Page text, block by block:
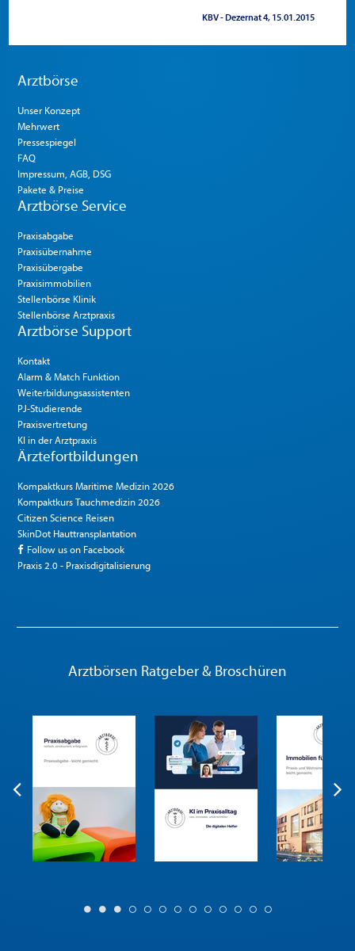
KBV - Dezernat 4 15.01.2015
Arztbörse
Unser Konzept
Mehrwert
Pressespiegel
FAQ
Impressum, AGB, DSG
Pakete & Preise
Arztbörse Service
Praxisabgabe
Praxisübernahme
Praxisübergabe
Praxisimmobilien
Stellenbörse Klinik
Stellenbörse Arztpraxis
Arztbörse Support
Kontakt
Alarm & Match Funktion
Weiterbildungsassistenten
PJ-Studierende
Praxisvertretung
KI in der Arztpraxis
Ärztefortbildungen
Kompaktkurs Maritime Medizin 2026
Kompaktkurs Tauchmedizin 2026
Citizen Science Reisen
SkinDot Hauttransplantation
Follow us on Facebook
Praxis 2.0 - Praxisdigitalisierung
Arztbörsen Ratgeber & Broschüren